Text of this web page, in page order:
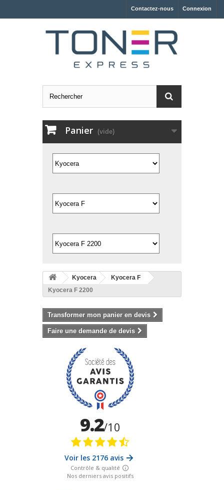
Connexion
Contactez-nous
Panier (vide)
Kyocera
Kyocera F
Kyocera F 2200
Transformer mon panier en devis
Faire une demande de devis